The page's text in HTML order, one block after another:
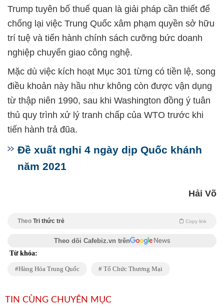
Trump tuyên bố thuế quan là giải pháp cần thiết để
chống lại việc Trung Quốc xâm phạm quyền sở hữu
trí tuệ và tiến hành chính sách cưỡng bức doanh
nghiệp chuyển giao công nghệ.
Mặc dù việc kích hoạt Mục 301 từng có tiền lệ, song
điều khoản này hầu như không còn được vận dụng
từ thập niên 1990, sau khi Washington đồng ý tuân
thủ quy trình xử lý tranh chấp của WTO trước khi
tiến hành trả đũa.
Đề xuất nghỉ 4 ngày dịp Quốc khánh
năm 2021
Hải Võ
Theo Tri thức trẻ Copy link
Theo dõi Cafebiz.vn trên
Từ khóa:
Hàng Hóa Trung Quốc Tổ Chức Thương Mại
TIN CÙNG CHUYÊN MỤC